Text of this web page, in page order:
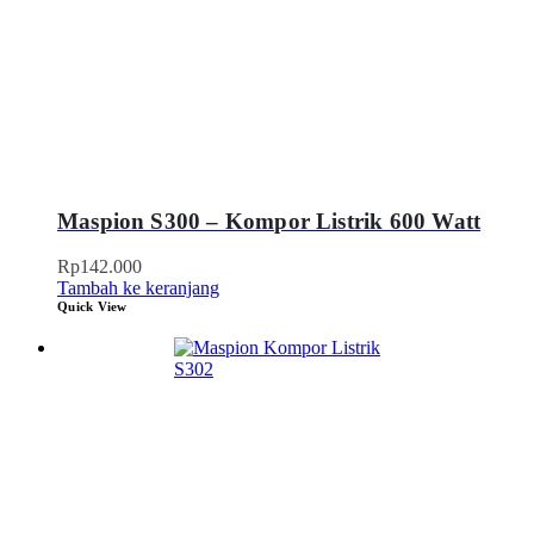
Maspion S300 – Kompor Listrik 600 Watt
Rp142.000
Tambah ke keranjang
Quick View